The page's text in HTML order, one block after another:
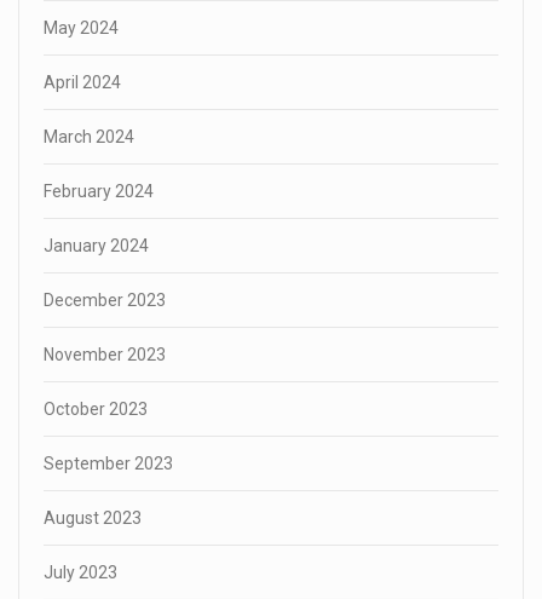
May 2024
April 2024
March 2024
February 2024
January 2024
December 2023
November 2023
October 2023
September 2023
August 2023
July 2023